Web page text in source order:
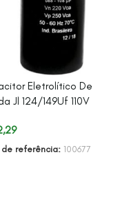
Eletrolítico De
Jl 124/149Uf 110V
referência: 100677